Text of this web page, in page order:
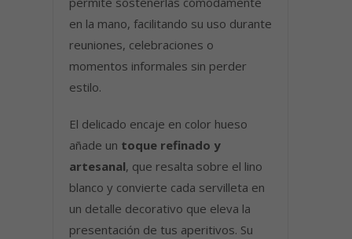
en la mano, facilitando su uso durante
reuniones, celebraciones o
momentos informales sin perder
estilo.
El delicado encaje en color hueso
añade un toque refinado y
artesanal, que resalta sobre el lino
blanco y convierte cada servilleta en
un detalle decorativo que eleva la
presentación de tus aperitivos. Su